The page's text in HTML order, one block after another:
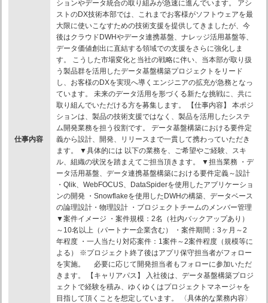
仕事内容
ションやデータ統合の取り組みが急速に進んでいます。 アシ
ストのDX技術本部では、これまでお客様がソフトウェアを最
大限に使いこなすための技術支援を提供してきましたが、今
後はクラウドDWHやデータ連携基盤、ナレッジ活用基盤等、
データ価値創出に直結する領域での支援をさらに強化しま
す。 こうした市場変化と当社の戦略に伴い、当本部が取り扱
う製品群を活用したデータ基盤構築プロジェクトをリード
し、お客様のDXを実現へ導くエンジニアの拡充が急務となっ
ています。 未来のデータ活用を形づくる新たな挑戦に、共に
取り組んでいただける方を募集します。 【仕事内容】 本ポジ
ションは、製品の技術支援ではなく、製品を活用したシステ
ム開発業務を担う役割です。 データ基盤構築における要件定
義から設計、開発、リリースまで一貫して携わっていただき
ます。 ▼具体的には 以下の業務を、ご希望やご経験、スキ
ル、組織の状況を踏まえてご担当頂きます。 ▼担当業務 ・デ
ータ活用基盤、データ連携基盤構築における要件定義～設計
・Qlik、WebFOCUS、DataSpiderを使用したアプリケーショ
ンの開発 ・Snowflakeを使用したDWHの構築、データベース
の論理設計・物理設計 ・プロジェクトチームのメンバー管理
▼案件イメージ ・案件規模：2名（社内バックアップあり）
～10名以上（パートナー企業含む） ・案件期間：3ヶ月～2
年程度 ・一人当たり対応案件：1案件～2案件程度（規模等に
よる） ※プロジェクト終了後はアプリ保守担当者がフォロー
を実施。 必要に応じて開発担当者もフォローに参加いただ
きます。 【キャリアパス】 入社後は、データ基盤構築プロジ
ェクトで経験を積み、ゆくゆくはプロジェクトマネージャを
目指して頂くことを想定しています。 〈具体的な業務内容〉